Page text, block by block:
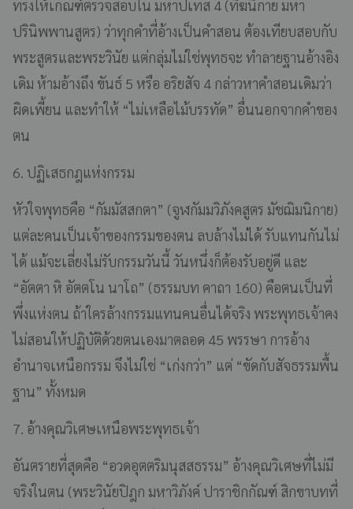
ทรงให้เกณฑ์ตรวจสอบใน มหาปเทส 4 (ทีฆนิกาย มหา
ปรินิพพานสูตร) ว่าทุกคำที่อ้างเป็นคำสอน ต้องเทียบสอบกับ
พระสูตรและพระวินัย แต่กลุ่มไม่ใช่พุทธจะ ทำลายฐานอ้างอิง
เดิม ห้ามอ้างถึง ขันธ์ 5 หรือ อริยสัจ 4 กล่าวหาคำสอนเดิมว่า
ผิดเพี้ยน และทำให้ “ไม่เหลือไม้บรรทัด” อื่นนอกจากคำของ
ตน
6. ปฏิเสธกฎแห่งกรรม
หัวใจพุทธคือ “กัมมัสสกตา” (จูฬกัมมวิภังคสูตร มัชฌิมนิกาย)
แต่ละคนเป็นเจ้าของกรรมของตน ลบล้างไม่ได้ รับแทนกันไม่
ได้ แม้จะเลี่ยงไม่รับกรรมวันนี้ วันหนึ่งก็ต้องรับอยู่ดี และ
“อัตตา หิ อัตตโน นาโถ” (ธรรมบท คาถา 160) คือตนเป็นที่
พึ่งแห่งตน ถ้าใครล้างกรรมแทนคนอื่นได้จริง พระพุทธเจ้าคง
ไม่สอนให้ปฏิบัติด้วยตนเองมาตลอด 45 พรรษา การอ้าง
อำนาจเหนือกรรม จึงไม่ใช่ “เก่งกว่า” แต่ “ขัดกับสัจธรรมพื้น
ฐาน” ทั้งหมด
7. อ้างคุณวิเศษเหนือพระพุทธเจ้า
อันตรายที่สุดคือ “อวดอุตตริมนุสสธรรม” อ้างคุณวิเศษที่ไม่มี
จริงในตน (พระวินัยปิฎก มหาวิภังค์ ปาราชิกกัณฑ์ สิกขาบทที่